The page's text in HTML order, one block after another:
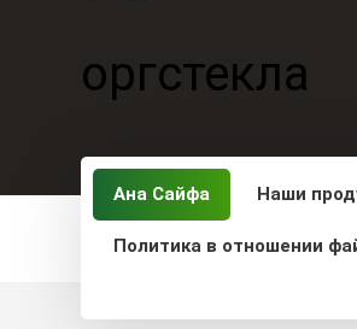
Ана Сайфа Наши
Политика в отношении